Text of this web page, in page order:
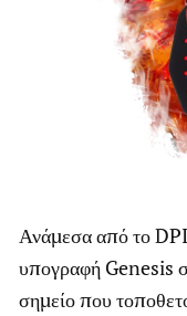
Ανάμεσα από το
υπογραφή Genesis
σημείο που